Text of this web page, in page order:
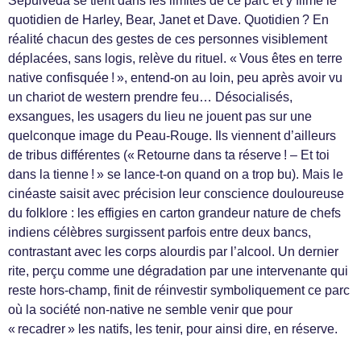
quotidien de Harley, Bear, Janet et Dave. Quotidien ? En
réalité chacun des gestes de ces personnes visiblement
déplacées, sans logis, relève du rituel. « Vous êtes en terre
native confisquée ! », entend-on au loin, peu après avoir vu
un chariot de western prendre feu… Désocialisés,
exsangues, les usagers du lieu ne jouent pas sur une
quelconque image du Peau-Rouge. Ils viennent d’ailleurs
de tribus différentes (« Retourne dans ta réserve ! – Et toi
dans la tienne ! » se lance-t-on quand on a trop bu). Mais le
cinéaste saisit avec précision leur conscience douloureuse
du folklore : les effigies en carton grandeur nature de chefs
indiens célèbres surgissent parfois entre deux bancs,
contrastant avec les corps alourdis par l’alcool. Un dernier
rite, perçu comme une dégradation par une intervenante qui
reste hors-champ, finit de réinvestir symboliquement ce parc
où la société non-native ne semble venir que pour
« recadrer » les natifs, les tenir, pour ainsi dire, en réserve.